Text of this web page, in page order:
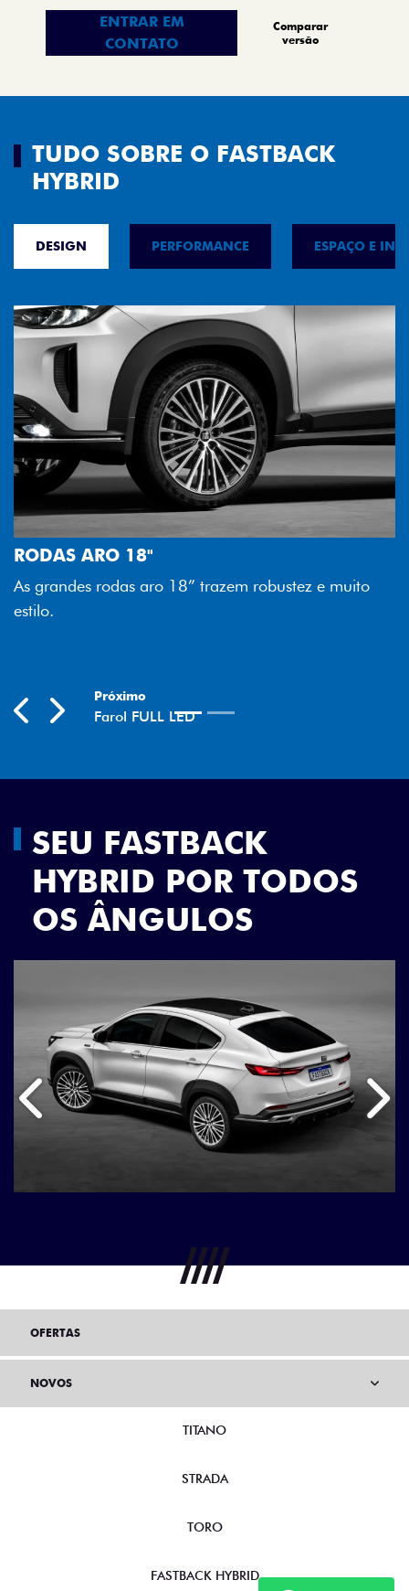
ENTRAR EM
CONTATO
Comparar
versão
TUDO SOBRE O FASTBACK
HYBRID
DESIGN PERFORMANCE ESPAÇO E
trazem robustez e muito
FAROL FULL LED
Tecnologia dos faróis
economia para você.
SEU FASTBACK
HYBRID POR TODOS
OS ÂNGULOS
Anterior
OFERTAS
NOVOS
TITANO
STRADA
TORO
FASTBACK HYBRID